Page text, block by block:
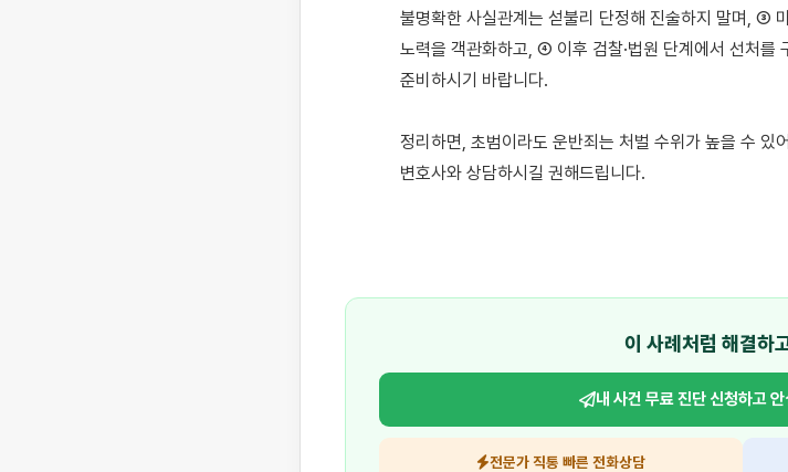
불명확한 사실관계는 섣불리 단정해 진술하지 말며, ③
노력을 객관화하고, ④ 이후 검찰·법원 단계에서 선처를
준비하시기 바랍니다.
정리하면, 초범이라도 운반죄는 처벌 수위가 높을 수 있
변호사와 상담하시길 권해드립니다.
이 사례처럼 해결하
내 사건 무료 진단 신청하고안
전문가 직통 빠른 전화상담